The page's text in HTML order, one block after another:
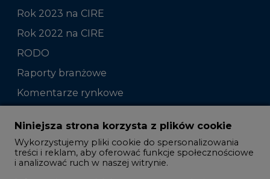
Rok 2023 na CIRE
Rok 2022 na CIRE
RODO
Raporty branżowe
Komentarze rynkowe
Zmiany kadrowe na rynku
Studio CIRE
Rozmowy o energetyce
Niniejsza strona korzysta z plików cookie
Wykorzystujemy pliki cookie do spersonalizowania
treści i reklam, aby oferować funkcje społecznościowe
i analizować ruch w naszej witrynie.